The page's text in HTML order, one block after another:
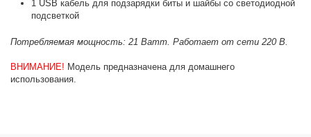
1 USB кабель для подзарядки биты и шайбы со светодиодной
подсветкой
Потребляемая мощность: 21 Ватт. Работает от сети 220 В.
ВНИМАНИЕ! Модель предназначена для домашнего
использования.